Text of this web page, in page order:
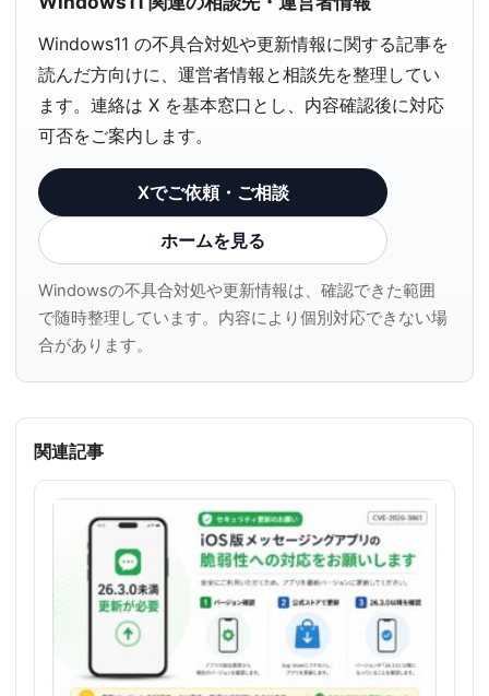
Windows11 の不具合対処や更新情報に関する記事を
読んだ方向けに、運営者情報と相談先を整理してい
ます。連絡は X を基本窓口とし、内容確認後に対応
可否をご案内します。
Xでご依頼・ご相談
ホームを見る
Windowsの不具合対処や更新情報は、確認できた範囲
で随時整理しています。内容により個別対応できない場
合があります。
関連記事